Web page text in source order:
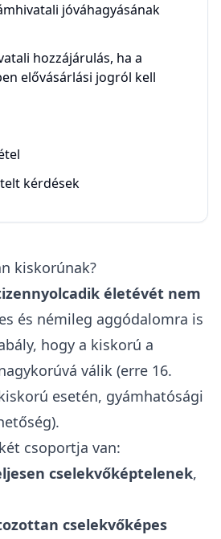
jóváhagyásának
hozzájárulás, ha a
elővásárlási jogról kell
kérdések
kiskorúnak?
életévét nem
és némileg aggódalomra is
hogy a kiskorú a
válik (erre 16.
esetén, gyámhatósági
csoportja van:
cselekvőképtelenek,
cselekvőképes